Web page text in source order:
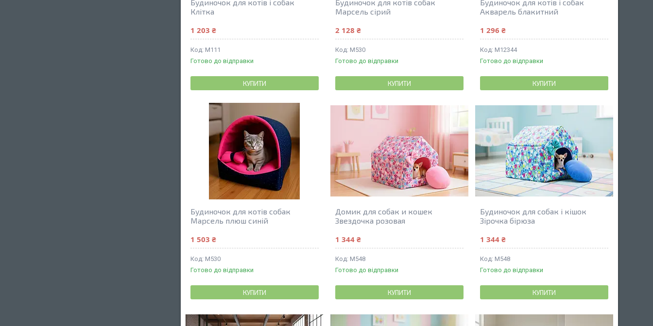
Будиночок для котів і собак
Клітка
1 203 ₴
М111
Готово до відправки
КУПИТИ
Будиночок для котів собак
Марсель сірий
2 128 ₴
М530
Готово до відправки
КУПИТИ
Будиночок для котів і собак
Акварель блакитний
1 296 ₴
М12344
Готово до відправки
КУПИТИ
Будиночок для котів собак
Марсель плюш синій
1 503 ₴
М530
Готово до відправки
КУПИТИ
Домик для собак и кошек
Звездочка розовая
1 344 ₴
М548
Готово до відправки
КУПИТИ
Будиночок для собак і кішок
Зірочка бірюза
1 344 ₴
М548
Готово до відправки
КУПИТИ